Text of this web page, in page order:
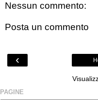
Nessun commento:
Posta un commento
‹
PAGINE